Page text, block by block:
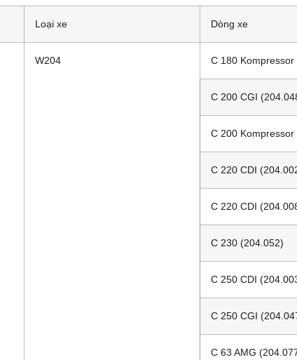
Loại xe Dòng xe
W204 C 180 Kompressor
C 200 CGI
C 200 Kompressor
C 220 CDI
C 220 CDI
C 230 (204.052)
C 250 CDI
C 250 CGI
C 63 AMG